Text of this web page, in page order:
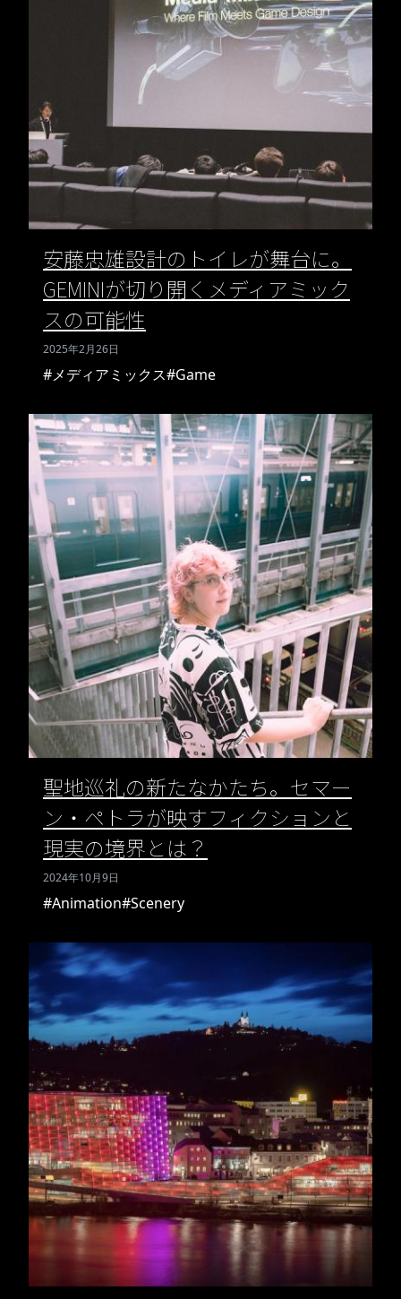
安藤忠雄設計のトイレが舞台に。
GEMINIが切り開くメディアミック
スの可能性
2025年2月26日
#メディアミックス#Game
聖地巡礼の新たなかたち。セマー
ン・ペトラが映すフィクションと
現実の境界とは？
2024年10月9日
#Animation#Scenery